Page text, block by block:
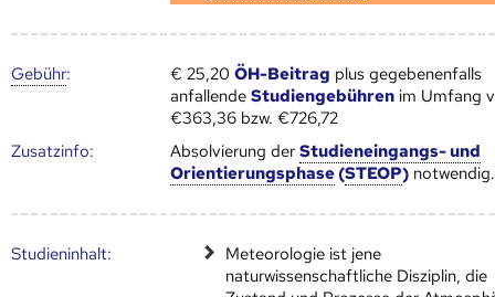
Gebühr: € 25,20ÖH-Beitrag plus gegebenenfalls
anfallendeStudiengebühren im Umfang
€363,36 bzw. €726,72
Zusatz­info:
Absolvierung derStudieneingangs- und
Orientierungsphase (STEOP) notwendig.
Studien­inhalt:
Meteorologie ist jene
naturwissenschaftliche Disziplin, die